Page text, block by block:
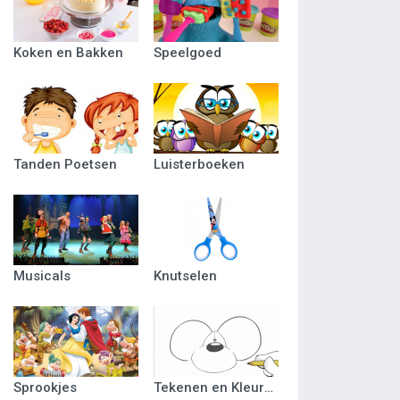
Koken en Bakken Speelgoed
Tanden Poetsen Luisterboeken
Musicals Knutselen
Sprookjes Tekenen en Kleuren